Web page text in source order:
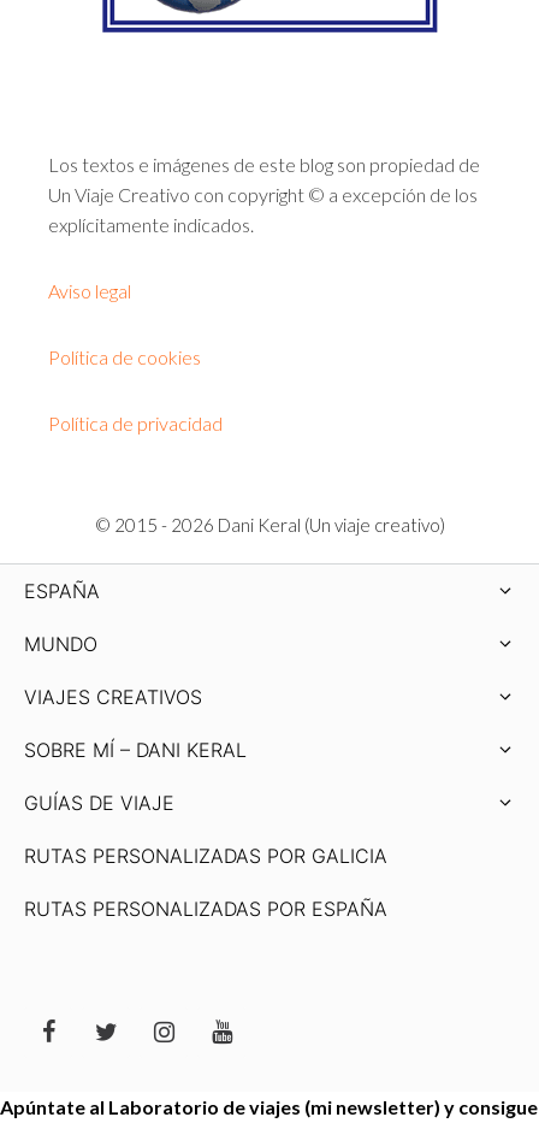
Los textos e imágenes de este blog son propiedad de
Un Viaje Creativo con copyright © a excepción de los
explícitamente indicados.
Aviso legal
Política de cookies
Política de privacidad
© 2015 - 2026 Dani Keral (Un viaje creativo)
ESPAÑA
MUNDO
VIAJES CREATIVOS
SOBRE MÍ – DANI KERAL
GUÍAS DE VIAJE
RUTAS PERSONALIZADAS POR GALICIA
RUTAS PERSONALIZADAS POR ESPAÑA
Apúntate al Laboratorio de viajes (mi newsletter) y consigue